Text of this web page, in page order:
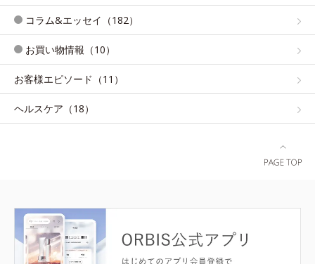
コラム&エッセイ（182）
お買い物情報（10）
お客様エピソード（11）
ヘルスケア（18）